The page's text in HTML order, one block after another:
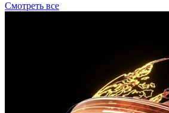
Смотреть все